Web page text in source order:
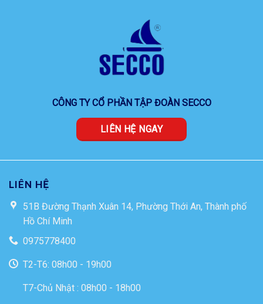
CÔNG TY CỔ PHẦN TẬP ĐOÀN SECCO
LIÊN HỆ NGAY
LIÊN HỆ
51B Đường Thạnh Xuân 14, Phường Thới An, Thành phố
Hồ Chí Minh
0975778400
T2-T6: 08h00 - 19h00
T7-Chủ Nhật : 08h00 - 18h00